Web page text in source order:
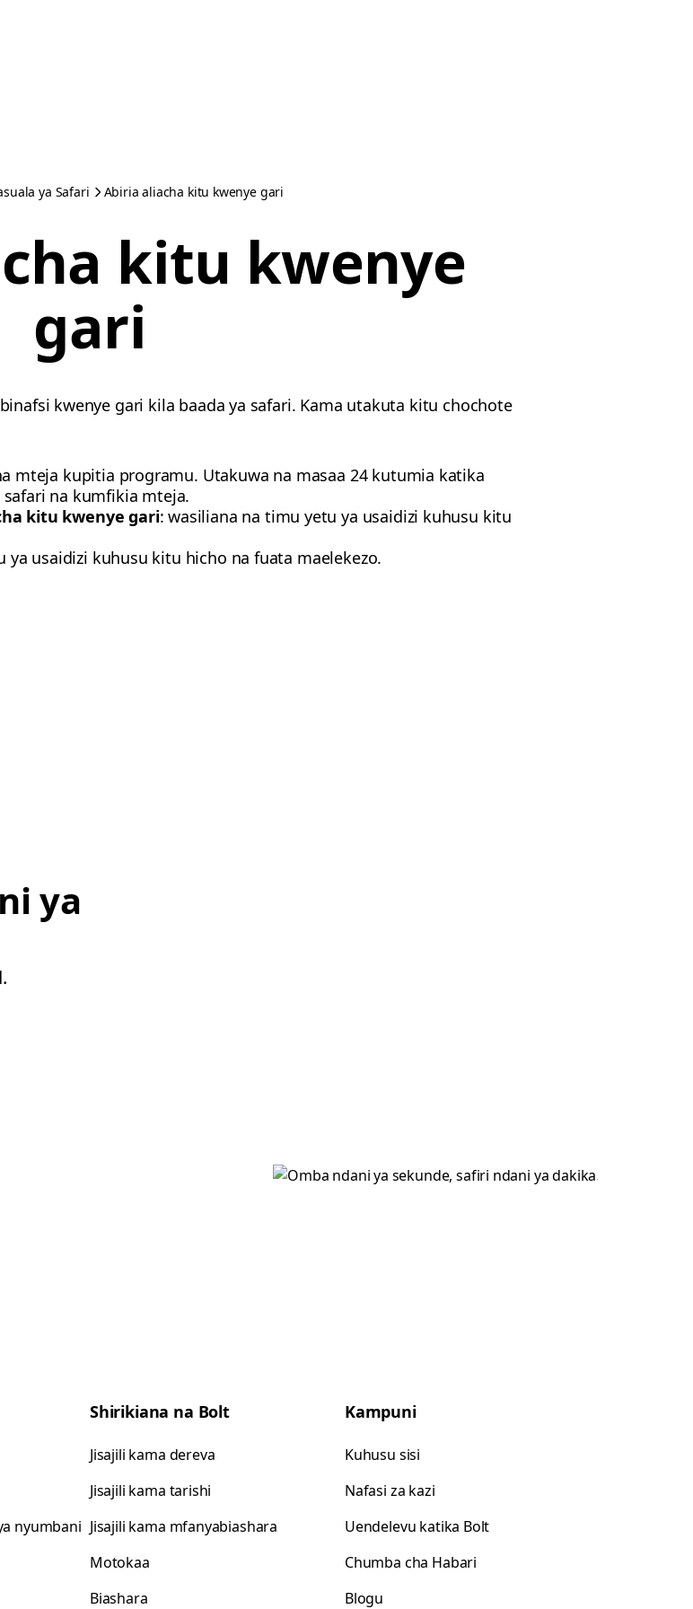
ya Safari Abiria aliacha kitu kwenye gari
kitu kwenye
gari
kwenye gari kila baada ya safari. Kama utakuta kitu chochote
mteja kupitia programu. Utakuwa na masaa 24 kutumia katika
na kumfikia mteja.
kitu kwenye gari: wasiliana na timu yetu ya usaidizi kuhusu kitu
ya usaidizi kuhusu kitu hicho na fuata maelekezo.
ya
nyumbani
Shirikiana na Bolt
Jisajili kama dereva
Jisajili kama tarishi
Jisajili kama mfanyabiashara
Motokaa
Biashara
Kampuni
Kuhusu sisi
Nafasi za kazi
Uendelevu katika Bolt
Chumba cha Habari
Blogu